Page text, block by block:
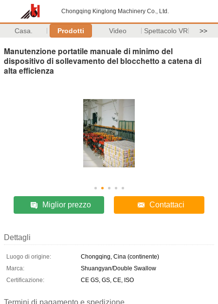
Chongqing Kinglong Machinery Co., Ltd.
Casa. Prodotti Video Spettacolo VR >>
Manutenzione portatile manuale di minimo del
dispositivo di sollevamento del blocchetto a catena di
alta efficienza
Miglior prezzo Contattaci
Dettagli
Luogo di origine:
Chongqing, Cina (continente)
Marca:
Shuangyan/Double Swallow
Certificazione:
CE GS, GS, CE, ISO
Termini di pagamento e spedizione